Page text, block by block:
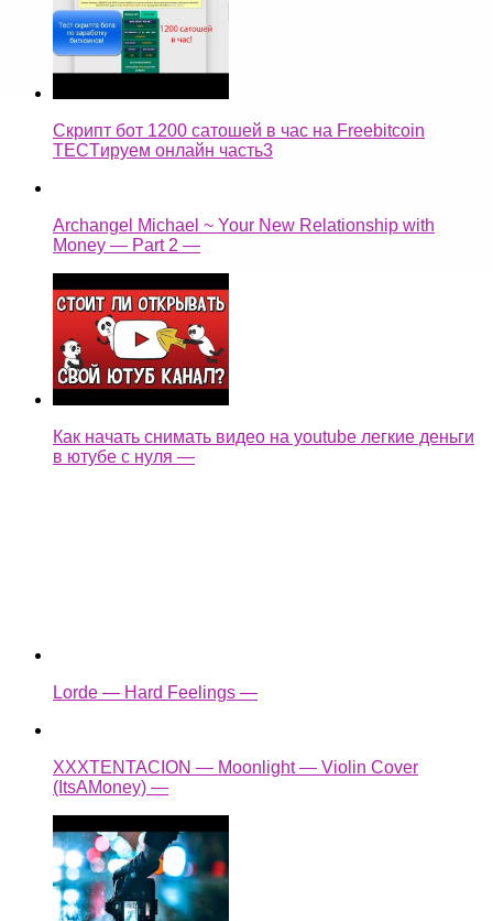
Скрипт бот 1200 сатошей в час на Freebitcoin
TECTируем онлайн часть3
Archangel Michael ~ Your New Relationship with
Money — Part 2 —
Как начать снимать видео на youtube легкие деньги
в ютубе с нуля —
Lorde — Hard Feelings —
XXXTENTACION — Moonlight — Violin Cover
(ItsAMoney) —